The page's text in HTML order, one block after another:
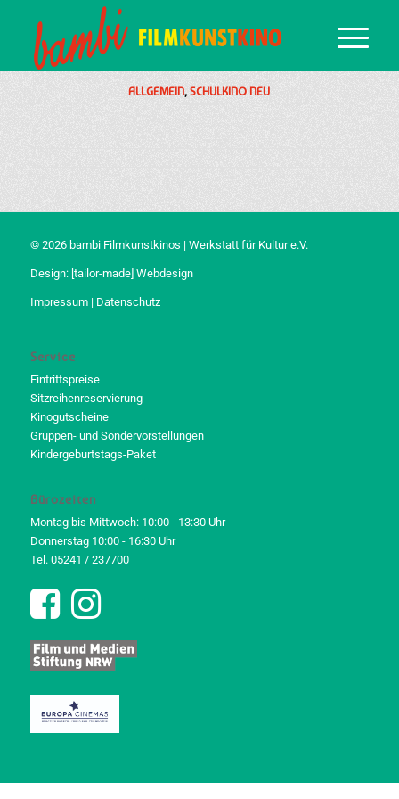
ALLGEMEIN,SCHULKINO NEU
© 2026 bambi Filmkunstkinos | Werkstatt für Kultur e.V.
Design: [tailor-made] Webdesign
Impressum| Datenschutz
Service
Eintrittspreise
Sitzreihenreservierung
Kinogutscheine
Gruppen- und Sondervorstellungen
Kindergeburtstags-Paket
Bürozeiten
Montag bis Mittwoch: 10:00 - 13:30 Uhr
Donnerstag 10:00 - 16:30 Uhr
Tel. 05241 / 237700